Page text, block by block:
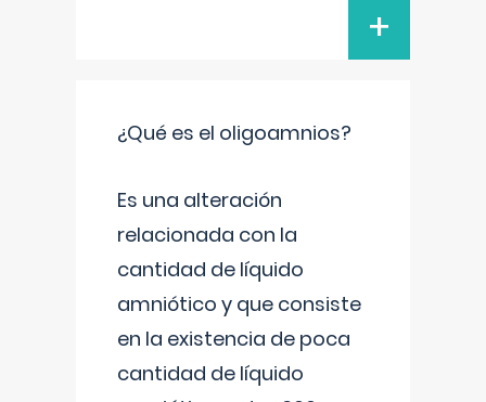
+
¿Qué es el oligoamnios?
Es una alteración
relacionada con la
cantidad de líquido
amniótico y que consiste
en la existencia de poca
cantidad de líquido